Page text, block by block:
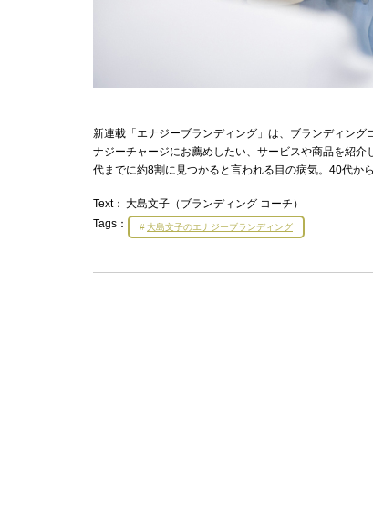
新連載「エナジーブランディング」は、ブランディン
ナジーチャージにお薦めしたい、サービスや商品を紹
代までに約8割に見つかると言われる目の病気。40代か
Text： 大島文子（ブランディング コーチ）
Tags：
大島文子のエナジーブランディング